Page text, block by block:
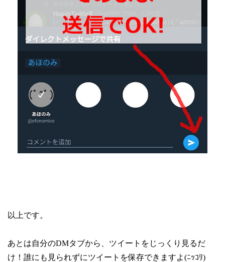
以上です。
あとは自分のDMタブから、ツイートをじっくり見るだ
け！誰にも見られずにツイートを保存できますよ(ﾆｯｺﾘ)